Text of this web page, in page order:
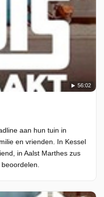
56:02
aan hun tuin in
en vrienden. In Kessel
in Aalst Marthes zus